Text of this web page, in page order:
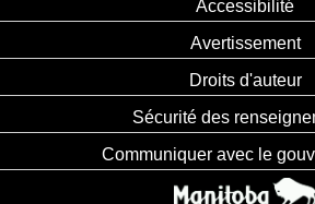
Accessibilité
Avertissement
Droits d'auteur
Sécurité des
Communiquer avec le